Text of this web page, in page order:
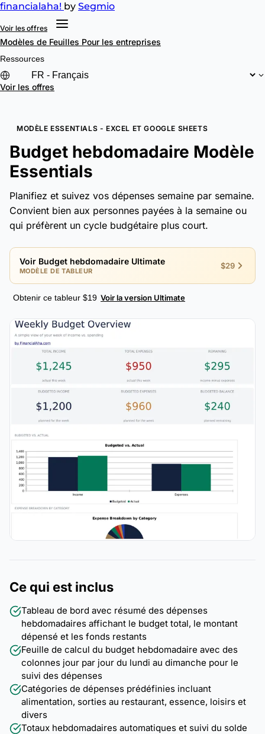
financialaha! by Segmio
Voir les offres
Modèles de Feuilles Pour les entreprises
Ressources
Voir les offres
MODÈLE ESSENTIALS - EXCEL ET GOOGLE SHEETS
Budget hebdomadaire Modèle
Essentials
Planifiez et suivez vos dépenses semaine par semaine.
Convient bien aux personnes payées à la semaine ou
qui préfèrent un cycle budgétaire plus court.
Voir Budget hebdomadaire Ultimate
MODÈLE DE TABLEUR
$29
Obtenir ce tableur $19 Voir la version Ultimate
Ce qui est inclus
Tableau de bord avec résumé des dépenses
hebdomadaires affichant le budget total, le montant
dépensé et les fonds restants
Feuille de calcul du budget hebdomadaire avec des
colonnes jour par jour du lundi au dimanche pour le
suivi des dépenses
Catégories de dépenses prédéfinies incluant
alimentation, sorties au restaurant, essence, loisirs et
divers
Totaux hebdomadaires automatiques et suivi du solde